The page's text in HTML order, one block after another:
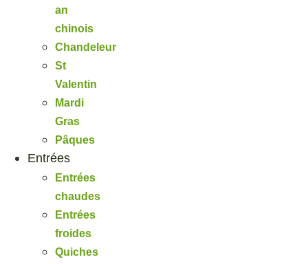
an
chinois
Chandeleur
St
Valentin
Mardi
Gras
Pâques
Entrées
Entrées
chaudes
Entrées
froides
Quiches